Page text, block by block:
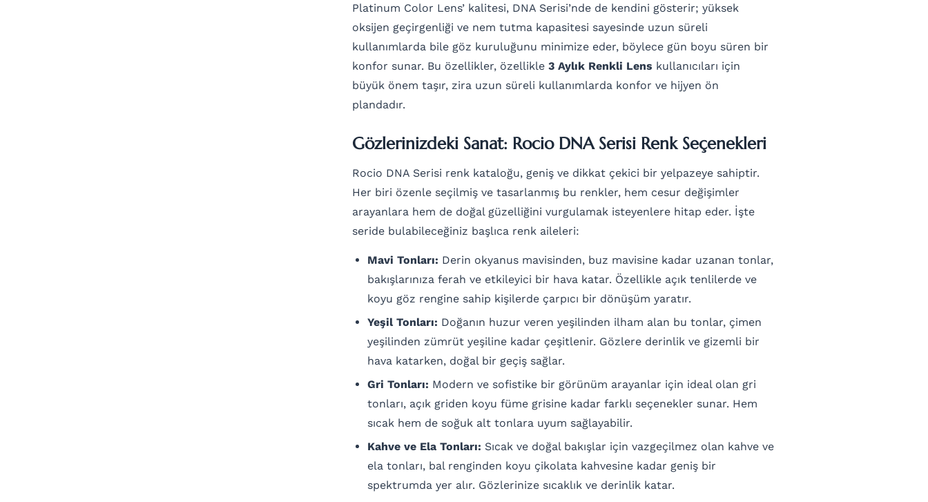
Platinum Color Lens’ kalitesi, DNA Serisi’nde de kendini gösterir; yüksek
oksijen geçirgenliği ve nem tutma kapasitesi sayesinde uzun süreli
kullanımlarda bile göz kuruluğunu minimize eder, böylece gün boyu süren bir
konfor sunar. Bu özellikler, özellikle 3 Aylık Renkli Lens kullanıcıları için
büyük önem taşır, zira uzun süreli kullanımlarda konfor ve hijyen ön
plandadır.
Gözlerinizdeki Sanat: Rocio DNA Serisi Renk Seçenekleri
Rocio DNA Serisi renk kataloğu, geniş ve dikkat çekici bir yelpazeye sahiptir.
Her biri özenle seçilmiş ve tasarlanmış bu renkler, hem cesur değişimler
arayanlara hem de doğal güzelliğini vurgulamak isteyenlere hitap eder. İşte
seride bulabileceğiniz başlıca renk aileleri:
Mavi Tonları: Derin okyanus mavisinden, buz mavisine kadar uzanan tonlar,
bakışlarınıza ferah ve etkileyici bir hava katar. Özellikle açık tenlilerde ve
koyu göz rengine sahip kişilerde çarpıcı bir dönüşüm yaratır.
Yeşil Tonları: Doğanın huzur veren yeşilinden ilham alan bu tonlar, çimen
yeşilinden zümrüt yeşiline kadar çeşitlenir. Gözlere derinlik ve gizemli bir
hava katarken, doğal bir geçiş sağlar.
Gri Tonları: Modern ve sofistike bir görünüm arayanlar için ideal olan gri
tonları, açık griden koyu füme grisine kadar farklı seçenekler sunar. Hem
sıcak hem de soğuk alt tonlara uyum sağlayabilir.
Kahve ve Ela Tonları: Sıcak ve doğal bakışlar için vazgeçilmez olan kahve ve
ela tonları, bal renginden koyu çikolata kahvesine kadar geniş bir
spektrumda yer alır. Gözlerinize sıcaklık ve derinlik katar.